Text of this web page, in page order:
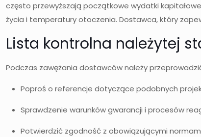
często przewyższają początkowe wydatki
życia i temperatury otoczenia. Dostawca, który
Lista kontrolna należytej
Podczas zawężania dostawców należy
Poproś o referencje dotyczące podobnych
Sprawdzenie warunków gwarancji i procesów
Potwierdzić zgodność z obowiązującymi normami